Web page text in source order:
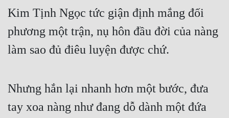
Kim Tịnh Ngọc tức giận định mắng đối
phương một trận, nụ hôn đầu đời của nàng
làm sao đủ điêu luyện được chứ.
Nhưng hắn lại nhanh hơn một bước, đưa
tay xoa nàng như đang dỗ dành một đứa